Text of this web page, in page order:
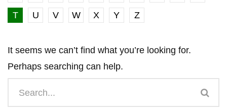
T
U V W X Y Z
It seems we can’t find what you’re looking for.
Perhaps searching can help.